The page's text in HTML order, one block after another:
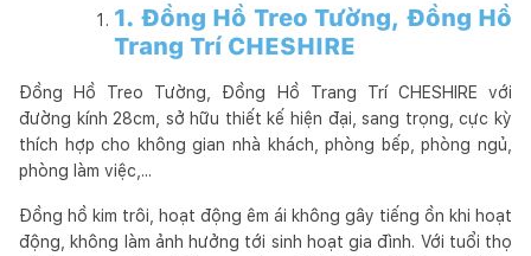
1. Đồng Hồ Treo Tường, Đồng Hồ
Trang Trí CHESHIRE
Đồng Hồ Treo Tường, Đồng Hồ Trang Trí CHESHIRE với
đường kính 28cm, sở hữu thiết kế hiện đại, sang trọng, cực kỳ
thích hợp cho không gian nhà khách, phòng bếp, phòng ngủ,
phòng làm việc,...
Đồng hồ kim trôi, hoạt động êm ái không gây tiếng ồn khi hoạt
động, không làm ảnh hưởng tới sinh hoạt gia đình. Với tuổi thọ